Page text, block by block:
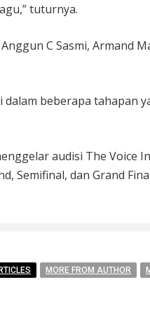
tuturnya.
C Sasmi, Armand
beberapa tahapan
audisi The Voice
Semifinal, dan Grand
MORE FROM AUTHOR